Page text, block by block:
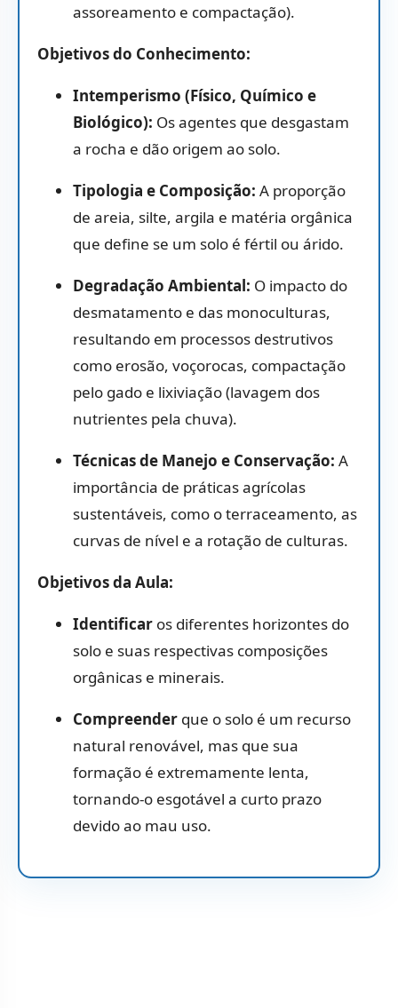
assoreamento e compactação).
Objetivos do Conhecimento:
Intemperismo (Físico, Químico e
Biológico): Os agentes que desgastam
a rocha e dão origem ao solo.
Tipologia e Composição: A proporção
de areia, silte, argila e matéria orgânica
que define se um solo é fértil ou árido.
Degradação Ambiental: O impacto do
desmatamento e das monoculturas,
resultando em processos destrutivos
como erosão, voçorocas, compactação
pelo gado e lixiviação (lavagem dos
nutrientes pela chuva).
Técnicas de Manejo e Conservação: A
importância de práticas agrícolas
sustentáveis, como o terraceamento, as
curvas de nível e a rotação de culturas.
Objetivos da Aula:
Identificar os diferentes horizontes do
solo e suas respectivas composições
orgânicas e minerais.
Compreender que o solo é um recurso
natural renovável, mas que sua
formação é extremamente lenta,
tornando-o esgotável a curto prazo
devido ao mau uso.